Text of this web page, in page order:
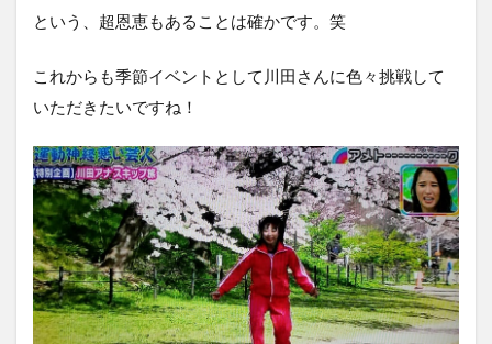
という、超恩恵もあることは確かです。笑
これからも季節イベントとして川田さんに色々挑戦して
いただきたいですね！